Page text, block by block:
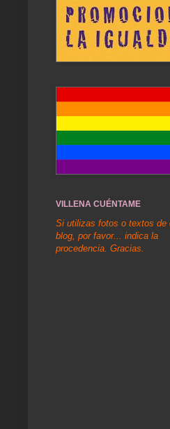
VILLENA CUÉNTAME
Si utilizas fotos o textos de
blog, por favor... indica la
procedencia. Gracias.